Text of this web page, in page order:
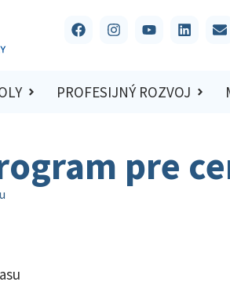
PROFESIJNÝ ROZVOJ
pre